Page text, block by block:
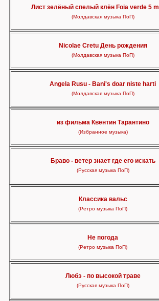
Лист зелёный спелый клён Foia verde 5
(Молдавская музыка ПоП)
Nicolae Cretu День рождения
(Молдавская музыка ПоП)
Angela Rusu - Bani's doar niste harti
(Молдавская музыка ПоП)
из фильма Квентин Тарантино
(Избранное музыка)
Браво - ветер знает где его искать
(Русская музыка ПоП)
Классика вальс
(Ретро музыка ПоП)
Не погода
(Ретро музыка ПоП)
Любэ - по высокой траве
(Русская музыка ПоП)